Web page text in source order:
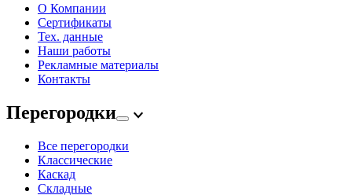
О Компании
Сертификаты
Тех. данные
Наши работы
Рекламные материалы
Контакты
Перегородки
Все перегородки
Классические
Каскад
Складные